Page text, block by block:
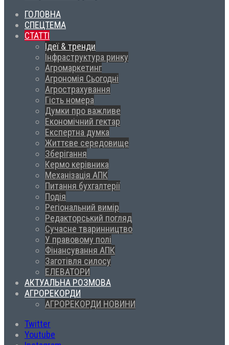
ГОЛОВНА
СПЕЦТЕМА
СТАТТІ
Ідеї & тренди
Інфраструктура ринку
Агромаркетинг
Агрономія Сьогодні
Агрострахування
Гість номера
Думки про важливе
Економічний гектар
Експертна думка
Життєве середовище
Зберігання
Кермо керівника
Механізація АПК
Питання бухгалтерії
Подія
Регіональний вимір
Редакторський погляд
Сучасне тваринництво
У правовому полі
Фінансування АПК
Заготівля силосу
ЕЛЕВАТОРИ
АКТУАЛЬНА РОЗМОВА
АГРОРЕКОРДИ
АГРОРЕКОРДИ НОВИНИ
Twitter
Youtube